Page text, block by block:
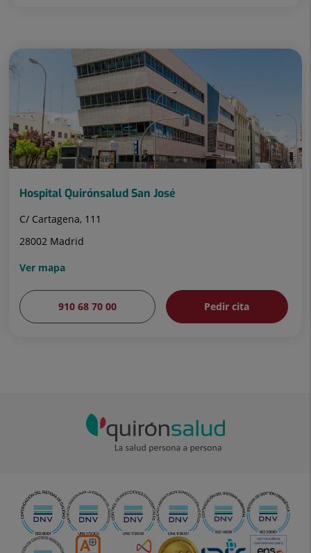
Hospital Quirónsalud San José
C/ Cartagena, 111
28002 Madrid
Ver mapa
910 68 70 00 Pedir cita